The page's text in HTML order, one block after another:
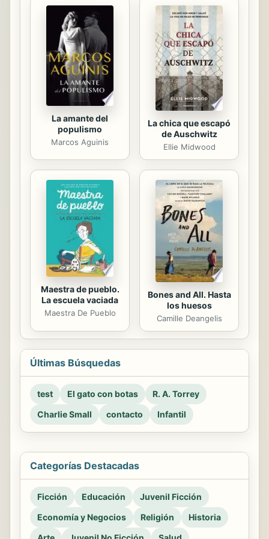
mejor amigo, Gus, también se ha
mudado a la capital y son vecinos.
Cuando Oksa empieza en el nuevo
instituto, descubre que están
pasando cosas extrañas en su
habitación. ¡Oksa descubre que tiene
superpoderes! Su...
La amante del
populismo
Marcos Aguinis
La chica que escapó
de Auschwitz
Ellie Midwood
Maestra de pueblo.
La escuela vaciada
Maestra De Pueblo
Bones and All. Hasta
los huesos
Camille Deangelis
Últimas Búsquedas
test El gato con botas
R. A. Torrey
Charlie Small
contacto Infantil
Categorías Destacadas
Ficción Educación
Juvenil Ficción
Economía y Negocios
Religión
Historia